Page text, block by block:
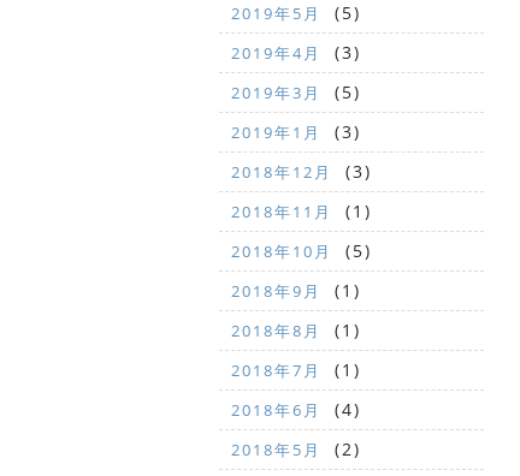
2019年5月 (5)
2019年4月 (3)
2019年3月 (5)
2019年1月 (3)
2018年12月 (3)
2018年11月 (1)
2018年10月 (5)
2018年9月 (1)
2018年8月 (1)
2018年7月 (1)
2018年6月 (4)
2018年5月 (2)